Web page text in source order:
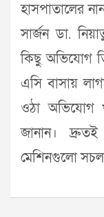
হাসপাতালের
সার্জন ডা.
কিছু অভিযোগ
এসি বাসায়
ওঠা অভিযোগ
জানান।
মেশিনগুলো সচল